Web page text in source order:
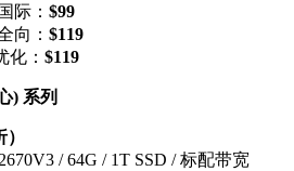
际： $99
向： $119
化： $119
) 系列
/ 64G / 1T SSD / 标配带宽